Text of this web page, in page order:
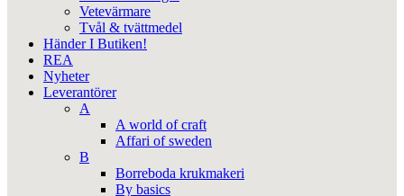
Vetevärmare
Tvål & tvättmedel
Händer I Butiken!
REA
Nyheter
Leverantörer
A
A world of craft
Affari of sweden
B
Borreboda krukmakeri
By basics